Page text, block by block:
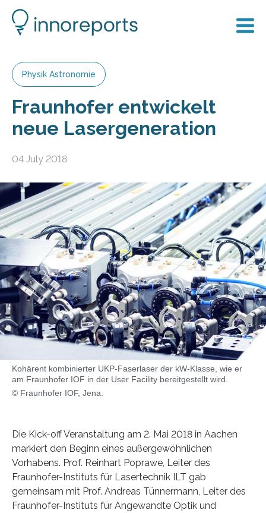
Physik Astronomie
Fraunhofer entwickelt
neue Lasergeneration
04 July 2018
Kohärent kombinierter UKP-Faserlaser der kW-Klasse, wie er
am Fraunhofer IOF in der User Facility bereitgestellt wird.
© Fraunhofer IOF, Jena.
Die Kick-off Veranstaltung am 2. Mai 2018 in Aachen
markiert den Beginn eines außergewöhnlichen
Vorhabens. Prof. Reinhart Poprawe, Leiter des
Fraunhofer-Instituts für Lasertechnik ILT gab
gemeinsam mit Prof. Andreas Tünnermann, Leiter des
Fraunhofer-Instituts für Angewandte Optik und